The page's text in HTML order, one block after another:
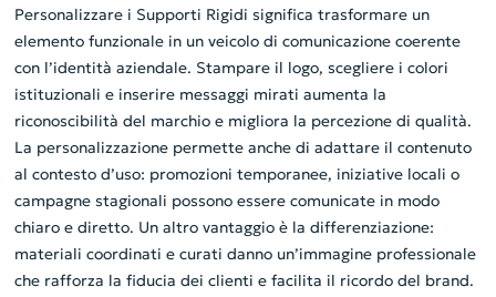
Personalizzare i Supporti Rigidi significa trasformare un
elemento funzionale in un veicolo di comunicazione coerente
con l’identità aziendale. Stampare il logo, scegliere i colori
istituzionali e inserire messaggi mirati aumenta la
riconoscibilità del marchio e migliora la percezione di qualità.
La personalizzazione permette anche di adattare il contenuto
al contesto d’uso: promozioni temporanee, iniziative locali o
campagne stagionali possono essere comunicate in modo
chiaro e diretto. Un altro vantaggio è la differenziazione:
materiali coordinati e curati danno un’immagine professionale
che rafforza la fiducia dei clienti e facilita il ricordo del brand.